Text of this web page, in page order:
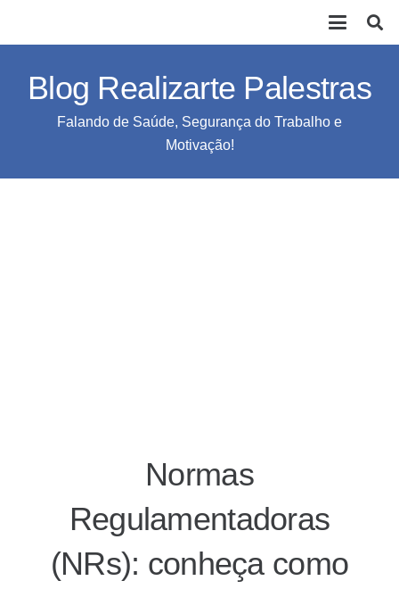
Blog Realizarte Palestras
Falando de Saúde, Segurança do Trabalho e
Motivação!
Normas
Regulamentadoras
(NRs): conheça como